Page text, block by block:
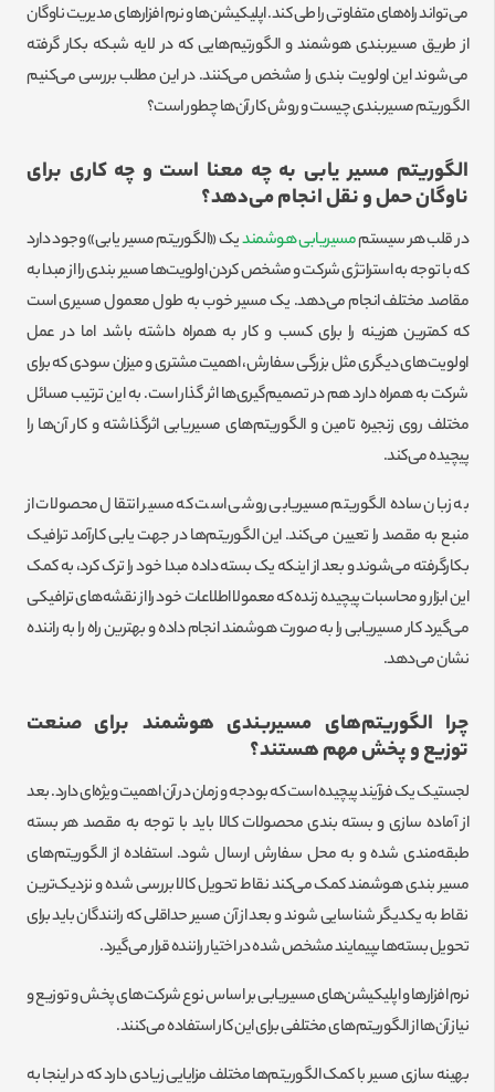
می‌تواند راه‌های متفاوتی را طی کند. اپلیکیشن‌ها و نرم افزارهای مدیریت ناوگان
از طریق مسیربندی هوشمند و الگورتیم‌هایی که در لایه شبکه بکار گرفته
می‌شوند این اولویت بندی را مشخص می‌کنند. در این مطلب بررسی می‌کنیم
الگوریتم مسیربندی چیست و روش کار آن‌ها چطور است؟
الگوریتم مسیر یابی به چه معنا است و چه کاری برای
ناوگان حمل و نقل انجام می‌دهد؟
در قلب هر سیستممسیریابی هوشمندیک «الگوریتم مسیر یابی» وجود دارد
که با توجه به استراتژی شرکت و مشخص کردن اولویت‌ها مسیر بندی را از مبدا به
مقاصد مختلف انجام می‌دهد. یک مسیر خوب به طول معمول مسیری است
که کمترین هزینه را برای کسب و کار به همراه داشته باشد اما در عمل
اولویت‌های دیگری مثل بزرگی سفارش، اهمیت مشتری و میزان سودی که برای
شرکت به همراه دارد هم در تصمیم‌گیری‌ها اثر گذار است. به این ترتیب مسائل
مختلف روی زنجیره تامین و الگوریتم‌های مسیریابی اثرگذاشته و کار آن‌ها را
پیچیده می‌کند.
به زبان ساده‌ الگوریتم مسیریابی روشی است که مسیر انتقال محصولات از
منبع به مقصد را تعیین می‌کند. این الگوریتم‌ها در جهت یابی کارآمد ترافیک
بکارگرفته می‌شوند و بعد از اینکه یک بسته داده مبدا خود را ترک کرد، به کمک
این ابزار و محاسبات پیچیده زنده که معمولا اطلاعات خود را از نقشه‌های ترافیکی
می‌گیرد کار مسیریابی را به صورت هوشمند انجام داده و بهترین راه را به راننده
نشان می‌دهد.
چرا الگوریتم‌های مسیربندی هوشمند برای صنعت
توزیع و پخش مهم هستند؟
لجستیک یک فرآیند پیچیده است که بودجه و زمان در آن اهمیت ویژه‌ای دارد. بعد
از آماده سازی و بسته بندی محصولات کالا باید با توجه به مقصد هر بسته
طبقه‌مندی شده و به محل سفارش ارسال شود. استفاده از الگوریتم‌های
مسیر بندی هوشمند کمک می‌کند نقاط تحویل کالا بررسی شده و نزدیک‌ترین
نقاط به یکدیگر شناسایی شوند و بعد از آن مسیر حداقلی که رانندگان باید برای
تحویل بسته‌ها بپیمایند مشخص شده در اختیار راننده قرار می‌گیرد.
نرم افزارها و اپلیکیشن‌های مسیریابی بر اساس نوع شرکت‌های پخش و توزیع و
نیاز آن‌ها از الگوریتم‌های مختلفی برای این کار استفاده می‌کنند.
بهینه سازی مسیر با کمک الگوریتم‌ها مختلف مزایایی زیادی دارد که در اینجا به